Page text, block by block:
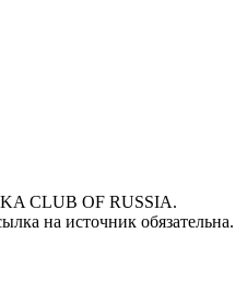
CLUB OF RUSSIA.
на источник обязательна.